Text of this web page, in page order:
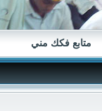
متابع فكك مني